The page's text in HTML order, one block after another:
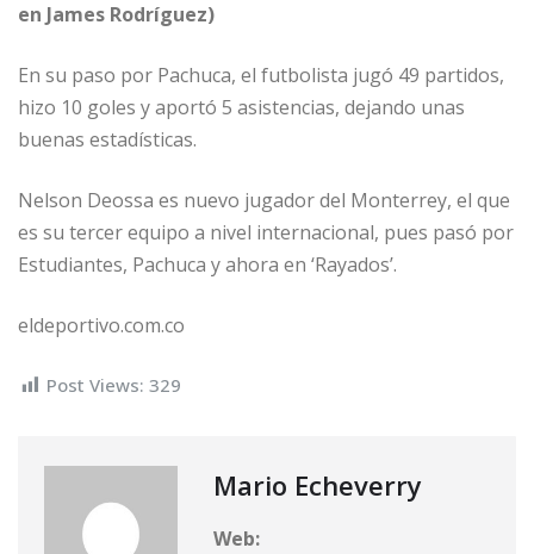
en James Rodríguez)
En su paso por Pachuca, el futbolista jugó 49 partidos,
hizo 10 goles y aportó 5 asistencias, dejando unas
buenas estadísticas.
Nelson Deossa es nuevo jugador del Monterrey, el que
es su tercer equipo a nivel internacional, pues pasó por
Estudiantes, Pachuca y ahora en ‘Rayados’.
eldeportivo.com.co
Post Views: 329
Mario Echeverry
Web: